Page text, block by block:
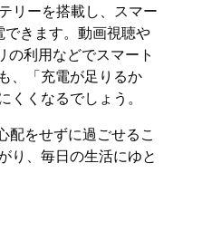
リーを搭載し、スマー
できます。動画視聴や
の利用などでスマート
、「充電が足りるか
くくなるでしょう。
配をせずに過ごせるこ
り、毎日の生活にゆと